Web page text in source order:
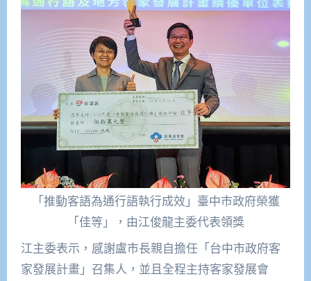
「推動客語為通行語執行成效」臺中市政府榮獲
「佳等」，由江俊龍主委代表領獎
江主委表示，感謝盧市長親自擔任「台中市政府客
家發展計畫」召集人，並且全程主持客家發展會